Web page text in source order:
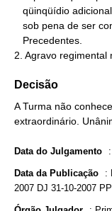
2. Agravo regimental
Decisão
A Turma não
extraordinário.
Data do Julgamento :
Data da Publicação :
2007 DJ 31-10-2007